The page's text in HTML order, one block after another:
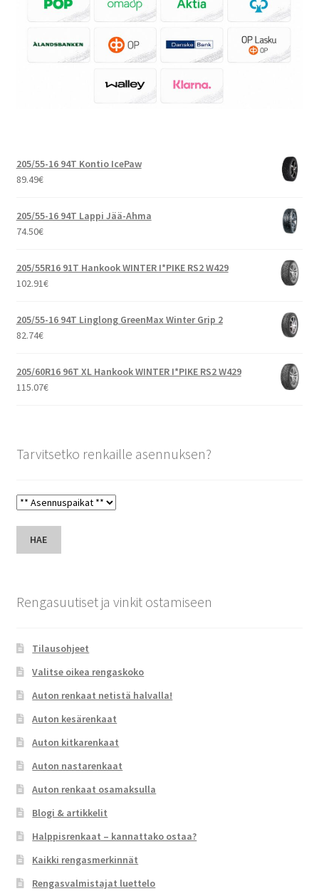
205/55-16 94T Kontio IcePaw
89.49€
205/55-16 94T Lappi Jää-Ahma
74.50€
205/55R16 91T Hankook WINTER I*PIKE RS2 W429
102.91€
205/55-16 94T Linglong GreenMax Winter Grip 2
82.74€
205/60R16 96T XL Hankook WINTER I*PIKE RS2 W429
115.07€
Tarvitsetko renkaille asennuksen?
HAE
Rengasuutiset ja vinkit ostamiseen
Tilausohjeet
Valitse oikea rengaskoko
Auton renkaat netistä halvalla!
Auton kesärenkaat
Auton kitkarenkaat
Auton nastarenkaat
Auton renkaat osamaksulla
Blogi & artikkelit
Halppisrenkaat – kannattako ostaa?
Kaikki rengasmerkinnät
Rengasvalmistajat luettelo